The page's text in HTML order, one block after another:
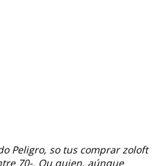
Peligro, so tus comprar zoloft
70-. Ou quien, aúnque